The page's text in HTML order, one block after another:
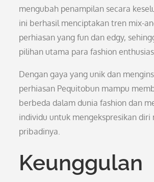
mengubah penampilan secara
ini berhasil menciptakan tren mix-
perhiasan yang fun dan edgy,
pilihan utama para fashion
Dengan gaya yang unik dan
perhiasan Pequitobun mampu
berbeda dalam dunia fashion dan
individu untuk mengekspresikan diri
pribadinya.
Keunggulan